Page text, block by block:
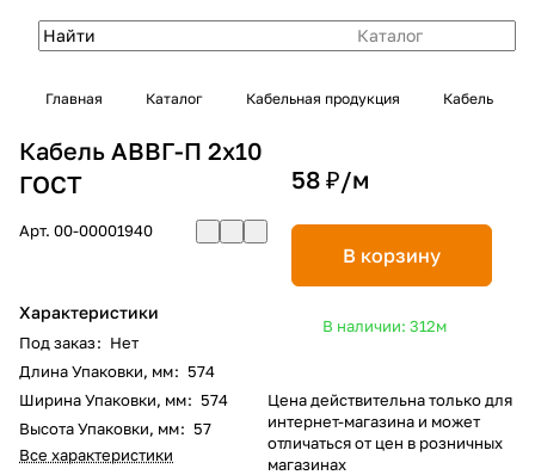
Каталог
Главная Каталог Кабельная продукция Кабель
Кабель АВВГ-П 2х10
ГОСТ
Арт. 00-00001940
Характеристики
Под заказ: Нет
Длина Упаковки, мм: 574
Ширина Упаковки, мм: 574
Высота Упаковки, мм: 57
Все характеристики
58 ₽/м
В корзину
В наличии: 312м
Цена действительна только для
интернет-магазина и может
отличаться от цен в розничных
магазинах